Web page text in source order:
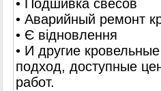
• Подшивка свесов
• Аварийный ремонт
• Є відновлення
• И другие
подход, доступные
работ.